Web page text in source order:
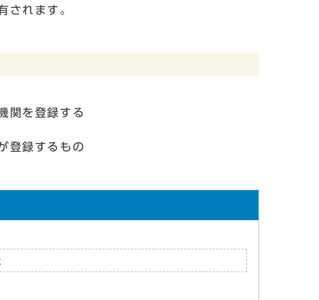
有されます。
関を登録する
登録するもの